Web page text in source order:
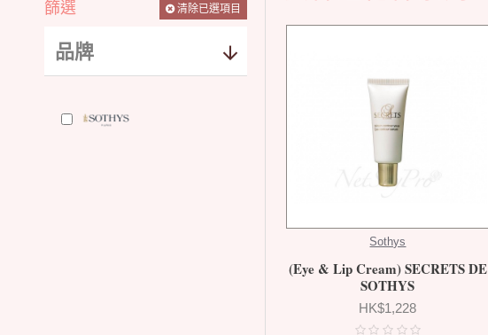
篩選 清除已選項目
品牌
Sothys
(Eye & Lip Cream) SECRETS DE
SOTHYS
HK$1,228